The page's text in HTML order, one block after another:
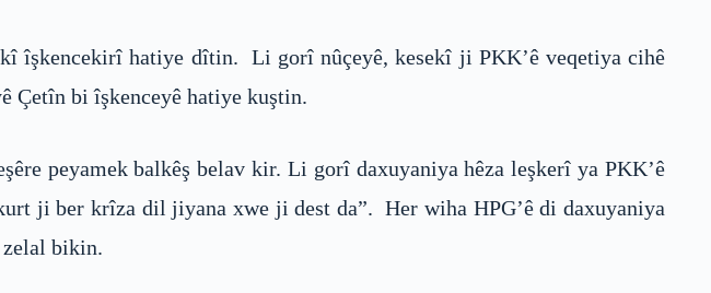
îşkencekirî hatiye dîtin. Li gorî nûçeyê, kesekî ji PKK’ê veqetiya cihê
Çetîn bi îşkenceyê hatiye kuştin.
peyamek balkêş belav kir. Li gorî daxuyaniya hêza leşkerî ya PKK’ê
ji ber krîza dil jiyana xwe ji dest da”. Her wiha HPG’ê di daxuyaniya
zelal bikin.